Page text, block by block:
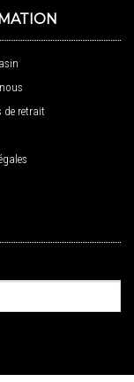
de retrait